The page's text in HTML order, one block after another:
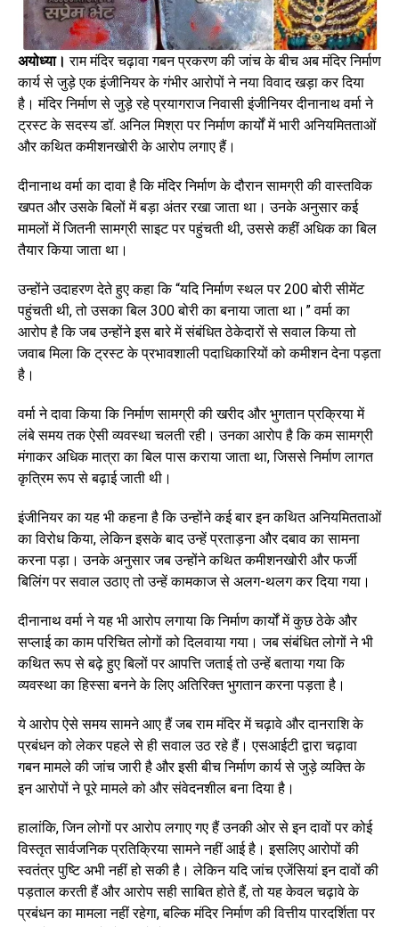
अयोध्या। राम मंदिर चढ़ावा गबन प्रकरण की जांच के बीच अब मंदिर निर्माण
कार्य से जुड़े एक इंजीनियर के गंभीर आरोपों ने नया विवाद खड़ा कर दिया
है। मंदिर निर्माण से जुड़े रहे प्रयागराज निवासी इंजीनियर दीनानाथ वर्मा ने
ट्रस्ट के सदस्य डॉ. अनिल मिश्रा पर निर्माण कार्यों में भारी अनियमितताओं
और कथित कमीशनखोरी के आरोप लगाए हैं।
दीनानाथ वर्मा का दावा है कि मंदिर निर्माण के दौरान सामग्री की वास्तविक
खपत और उसके बिलों में बड़ा अंतर रखा जाता था। उनके अनुसार कई
मामलों में जितनी सामग्री साइट पर पहुंचती थी, उससे कहीं अधिक का बिल
तैयार किया जाता था।
उन्होंने उदाहरण देते हुए कहा कि “यदि निर्माण स्थल पर 200 बोरी सीमेंट
पहुंचती थी, तो उसका बिल 300 बोरी का बनाया जाता था।” वर्मा का
आरोप है कि जब उन्होंने इस बारे में संबंधित ठेकेदारों से सवाल किया तो
जवाब मिला कि ट्रस्ट के प्रभावशाली पदाधिकारियों को कमीशन देना पड़ता
है।
वर्मा ने दावा किया कि निर्माण सामग्री की खरीद और भुगतान प्रक्रिया में
लंबे समय तक ऐसी व्यवस्था चलती रही। उनका आरोप है कि कम सामग्री
मंगाकर अधिक मात्रा का बिल पास कराया जाता था, जिससे निर्माण लागत
कृत्रिम रूप से बढ़ाई जाती थी।
इंजीनियर का यह भी कहना है कि उन्होंने कई बार इन कथित अनियमितताओं
का विरोध किया, लेकिन इसके बाद उन्हें प्रताड़ना और दबाव का सामना
करना पड़ा। उनके अनुसार जब उन्होंने कथित कमीशनखोरी और फर्जी
बिलिंग पर सवाल उठाए तो उन्हें कामकाज से अलग-थलग कर दिया गया।
दीनानाथ वर्मा ने यह भी आरोप लगाया कि निर्माण कार्यों में कुछ ठेके और
सप्लाई का काम परिचित लोगों को दिलवाया गया। जब संबंधित लोगों ने भी
कथित रूप से बढ़े हुए बिलों पर आपत्ति जताई तो उन्हें बताया गया कि
व्यवस्था का हिस्सा बनने के लिए अतिरिक्त भुगतान करना पड़ता है।
ये आरोप ऐसे समय सामने आए हैं जब राम मंदिर में चढ़ावे और दानराशि के
प्रबंधन को लेकर पहले से ही सवाल उठ रहे हैं। एसआईटी द्वारा चढ़ावा
गबन मामले की जांच जारी है और इसी बीच निर्माण कार्य से जुड़े व्यक्ति के
इन आरोपों ने पूरे मामले को और संवेदनशील बना दिया है।
हालांकि, जिन लोगों पर आरोप लगाए गए हैं उनकी ओर से इन दावों पर कोई
विस्तृत सार्वजनिक प्रतिक्रिया सामने नहीं आई है। इसलिए आरोपों की
स्वतंत्र पुष्टि अभी नहीं हो सकी है। लेकिन यदि जांच एजेंसियां इन दावों की
पड़ताल करती हैं और आरोप सही साबित होते हैं, तो यह केवल चढ़ावे के
प्रबंधन का मामला नहीं रहेगा, बल्कि मंदिर निर्माण की वित्तीय पारदर्शिता पर